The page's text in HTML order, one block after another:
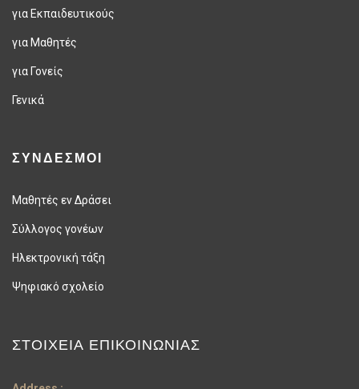
για Εκπαιδευτικούς
για Μαθητές
για Γονείς
Γενικά
ΣΥΝΔΕΣΜΟΙ
Μαθητές εν Δράσει
Σύλλογος γονέων
Ηλεκτρονική τάξη
Ψηφιακό σχολείο
ΣΤΟΙΧΕΊΑ ΕΠΙΚΟΙΝΩΝΊΑΣ